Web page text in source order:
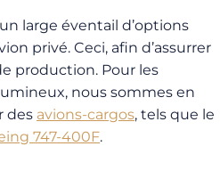
large éventail d’options
privé. Ceci, afin d’assurrer
production. Pour les
nous sommes en
des avions-cargos, tels que le
747-400F.